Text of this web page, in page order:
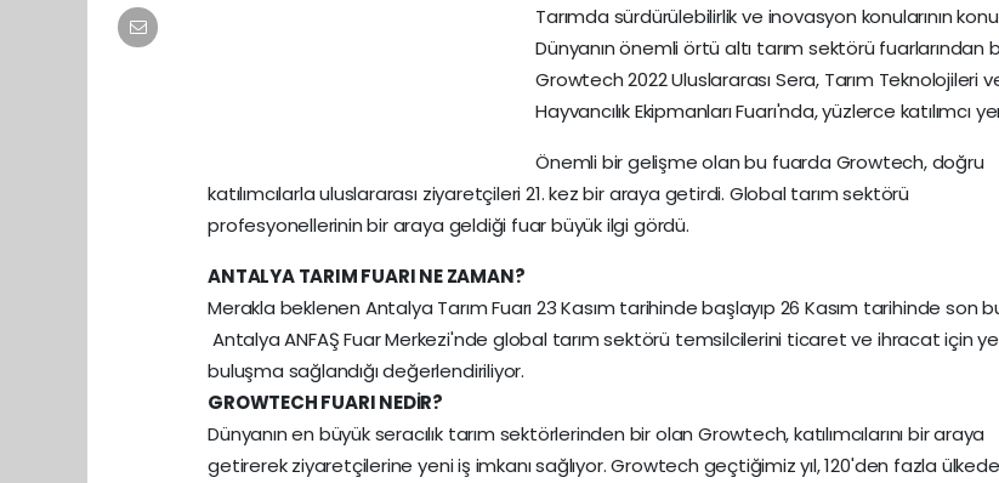
Tarımda sürdürülebilirlik ve inovasyon konularının
Dünyanın önemli örtü altı tarım sektörü fuarlarından
Growtech 2022 Uluslararası Sera, Tarım Teknolojileri
Hayvancılık Ekipmanları Fuarı'nda, yüzlerce katılımcı
Önemli bir gelişme olan bu fuarda Growtech, doğru
katılımcılarla uluslararası ziyaretçileri 21. kez bir araya getirdi. Global tarım sektörü
profesyonellerinin bir araya geldiği fuar büyük ilgi gördü.
ANTALYA TARIM FUARI NE ZAMAN?
Merakla beklenen Antalya Tarım Fuarı 23 Kasım tarihinde başlayıp 26 Kasım tarihinde son
Antalya ANFAŞ Fuar Merkezi'nde global tarım sektörü temsilcilerini ticaret ve ihracat için
buluşma sağlandığı değerlendiriliyor.
GROWTECH FUARI NEDİR?
Dünyanın en büyük seracılık tarım sektörlerinden bir olan Growtech, katılımcılarını bir araya
getirerek ziyaretçilerine yeni iş imkanı sağlıyor. Growtech geçtiğimiz yıl, 120'den fazla